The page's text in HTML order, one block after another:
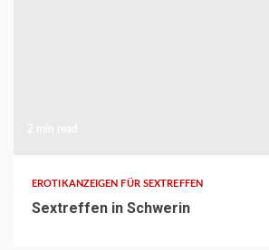
EROTIKANZEIGEN FÜR SEXTREFFEN
Sextreffen in Schwerin